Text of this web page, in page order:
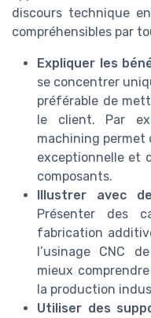
discours technique
compréhensibles par
Expliquer les
se concentrer
préférable de
le client. Par
machining permet
exceptionnelle et
composants.
Illustrer avec
Présenter des
fabrication
l’usinage CNC
mieux
la production
Utiliser des